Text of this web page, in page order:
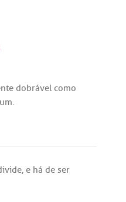
dobrável como
um.
, e há de ser